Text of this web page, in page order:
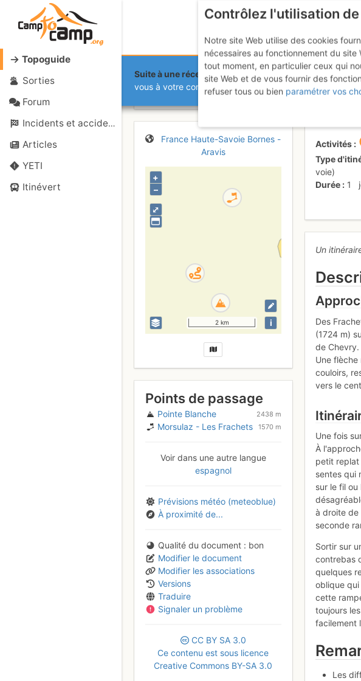
Topoguide
Sorties
Forum
Incidents et accidents
Articles
YETI
Itinévert
Suite à une récente et importante mise à jour du site,si
vous à votre compte sur le site.
Pointe Blanche :
France Haute-Savoie Bornes -
Aravis
⤢
+
–
2 km i
Points de passage
Pointe Blanche 2438 m
Morsulaz - Les Frachets 1570 m
Voir dans une autre langue
espagnol
Prévisions météo (meteoblue)
À proximité de...
Qualité du document
bon
Modifier le document
Modifier les associations
Versions
Traduire
Signaler un problème
CC BY SA 3.0
Ce contenu est sous licence
Creative Commons BY-SA 3.0
Activités
Type
voie)
Durée
1
Un
Des
(1724 m)
de
Une
couloirs,
vers le
Une fois
À
petit replat
sentes qui
sur le fil
à droite de
seconde
Sortir sur
contrebas
quelques
oblique
cette
toujours
facilement
Les
Contrôlez l'utilisation
Notre site Web utilise des cookies
nécessaires au fonctionnement du
tout moment, en particulier ceux qui
site Web et de vous fournir des
refuser tous ou bien paramétrer vos